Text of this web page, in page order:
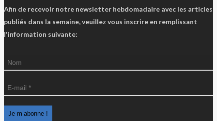
Afin de recevoir notre newsletter hebdomadaire avec les articles
publiés dans la semaine, veuillez vous inscrire en remplissant
l'information suivante: